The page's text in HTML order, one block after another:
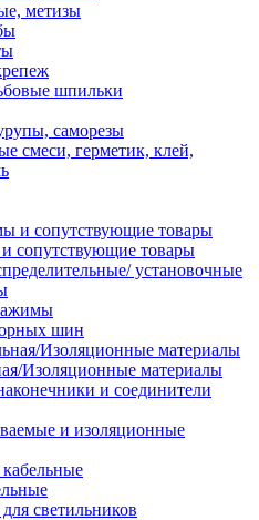
метизы
шпильки
саморезы
смеси, герметик, клей,
сопутствующие товары
установочные
шин
Изоляционные материалы
и соединители
и изоляционные
светильников